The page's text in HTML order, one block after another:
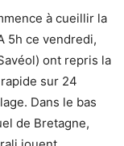
à cueillir la
5h ce vendredi,
ont repris la
sur 24
Dans le bas
de Bretagne,